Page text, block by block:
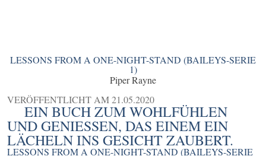
LESSONS FROM A ONE-NIGHT-STAND (BAILEYS-SERIE
1)
Piper Rayne
VERÖFFENTLICHT AM21.05.2020
EIN BUCH ZUM WOHLFÜHLEN
UND GENIESSEN, DAS EINEM EIN L
ÄCHELN INS GESICHT ZAUBERT.
LESSONS FROM A ONE-NIGHT-STAND (BAILEYS-SERIE